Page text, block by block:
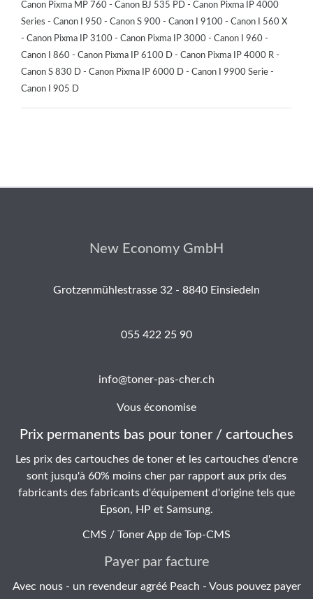
Canon Pixma MP 760 - Canon BJ 535 PD - Canon Pixma IP 4000
Series - Canon I 950 - Canon S 900 - Canon I 9100 - Canon I 560 X
- Canon Pixma IP 3100 - Canon Pixma IP 3000 - Canon I 960 -
Canon I 860 - Canon Pixma IP 6100 D - Canon Pixma IP 4000 R -
Canon S 830 D - Canon Pixma IP 6000 D - Canon I 9900 Serie -
Canon I 905 D
New Economy GmbH
Grotzenmühlestrasse 32 - 8840 Einsiedeln
055 422 25 90
info@toner-pas-cher.ch
Vous économise
Prix permanents bas pour toner / cartouches
Les prix des cartouches de toner et les cartouches d'encre
sont jusqu'à 60% moins cher par rapport aux prix des
fabricants des fabricants d'équipement d'origine tels que
Epson, HP et Samsung.
CMS / Toner App de Top-CMS
Payer par facture
Avec nous - un revendeur agréé Peach - Vous pouvez payer